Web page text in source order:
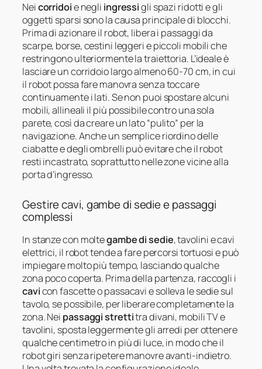
Neicorridoie negli ingressigli spazi ridotti e gli
oggetti sparsi sono la causa principale di blocchi.
Prima di azionare il robot, libera i passaggi da
scarpe, borse, cestini leggeri e piccoli mobili che
restringono ulteriormente la traiettoria. L’ideale è
lasciare un corridoio largo almeno 60-70 cm, in cui
il robot possa fare manovra senza toccare
continuamente i lati. Se non puoi spostare alcuni
mobili, allineali il più possibile contro una sola
parete, così da creare un lato “pulito” per la
navigazione. Anche un semplice riordino delle
ciabatte e degli ombrelli può evitare che il robot
resti incastrato, soprattutto nelle zone vicine alla
porta d’ingresso.
Gestire cavi, gambe di sedie e passaggi
complessi
In stanze con moltegambe di sedie, tavolini e cavi
elettrici, il robot tende a fare percorsi tortuosi e può
impiegare molto più tempo, lasciando qualche
zona poco coperta. Prima della partenza, raccogli i
cavicon fascette o passacavi e solleva le sedie sul
tavolo, se possibile, per liberare completamente la
zona. Nei passaggi strettitra divani, mobili TV e
tavolini, sposta leggermente gli arredi per ottenere
qualche centimetro in più di luce, in modo che il
robot giri senza ripetere manovre avanti-indietro.